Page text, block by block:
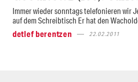
Immer wieder sonntags telefonieren wir
auf dem Schreibtisch Er hat den
detlef berentzen
22.02.2011